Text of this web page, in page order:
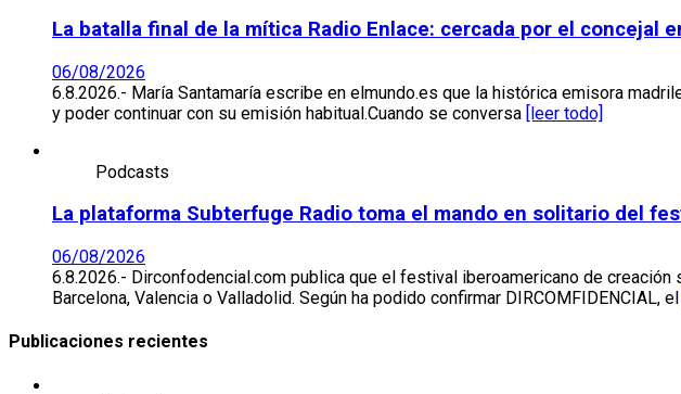
La batalla final de la mítica Radio Enlace: cercada por el
06/08/2026
6.8.2026.- María Santamaría escribe en elmundo.es que la histórica emisora
y poder continuar con su emisión habitual.Cuando se conversa [leer todo]
Podcasts
La plataforma Subterfuge Radio toma el mando en solitario del
06/08/2026
6.8.2026.- Dirconfodencial.com publica que el festival iberoamericano de
Barcelona, Valencia o Valladolid. Según ha podido confirmar DIRCOMFIDENCIAL, el
Publicaciones recientes